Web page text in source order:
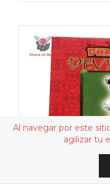
Al navegar por este
agilizar tu